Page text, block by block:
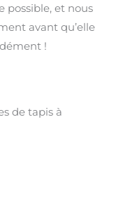
possible, et nous
avant qu’elle
!
de tapis à